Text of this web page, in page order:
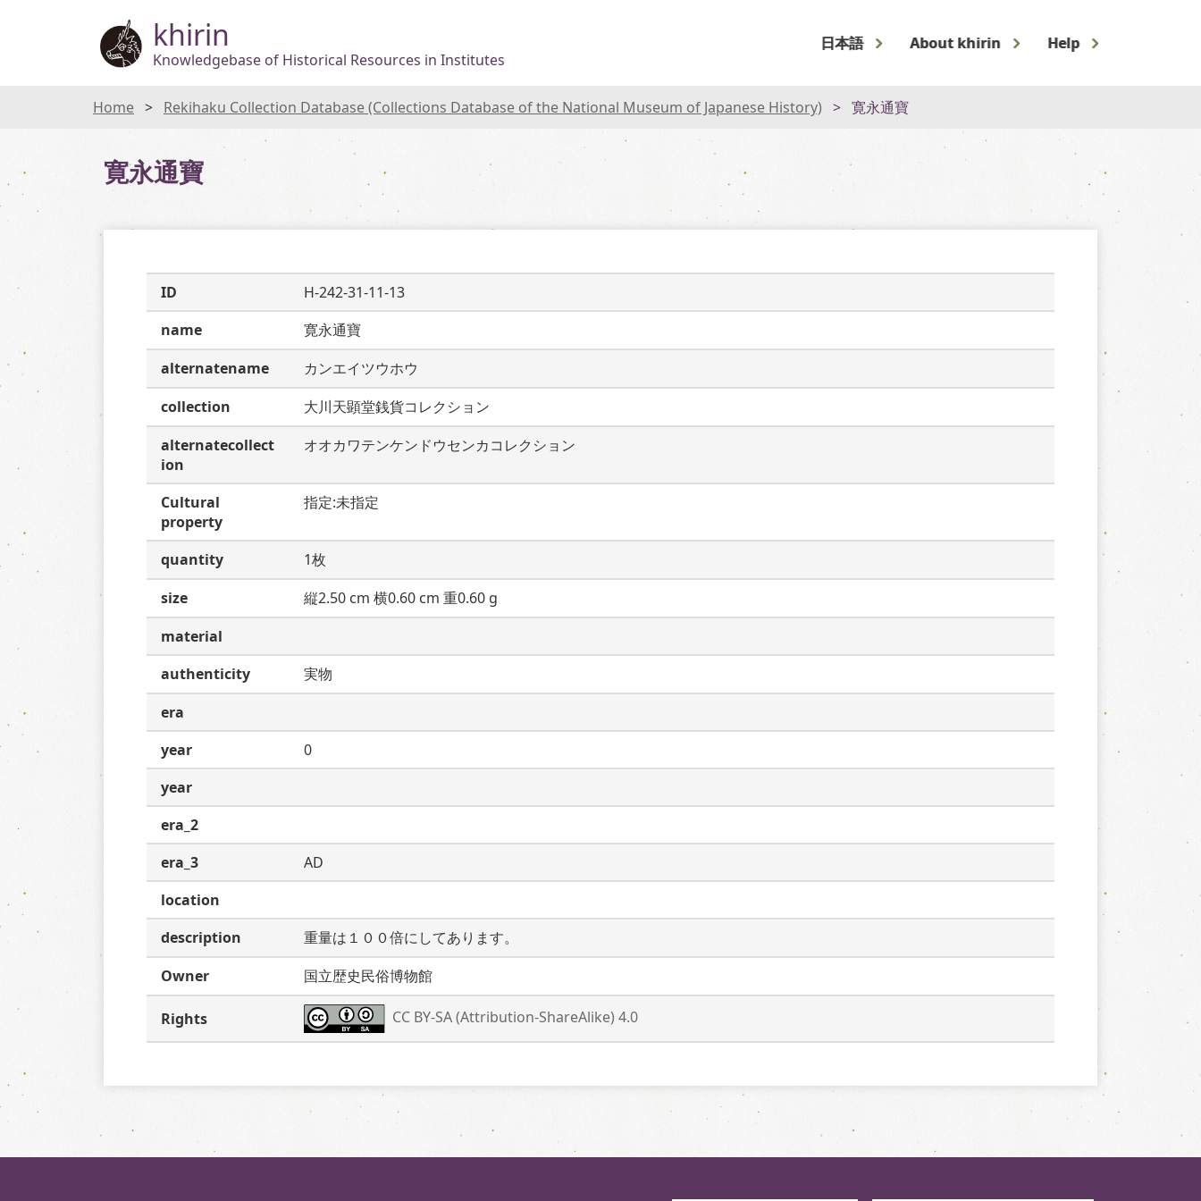
khirin
Knowledgebase of Historical Resources in Institutes
日本語 About khirin Help
Home Rekihaku Collection Database (Collections Database of the National Museum of Japanese History) 寛永通寶
寛永通寶
ID
H-242-31-11-13
name
寛永通寶
alternatename
カンエイツウホウ
collection
大川天顕堂銭貨コレクション
alternatecollect
ion
オオカワテンケンドウセンカコレクション
Cultural
property
指定:未指定
quantity
1枚
size
縦2.50 cm 横0.60 cm 重0.60 g
material
authenticity
実物
era
year
0
year
era_2
era_3
AD
location
description
重量は１００倍にしてあります。
Owner
国立歴史民俗博物館
Rights CC BY-SA (Attribution-ShareAlike) 4.0